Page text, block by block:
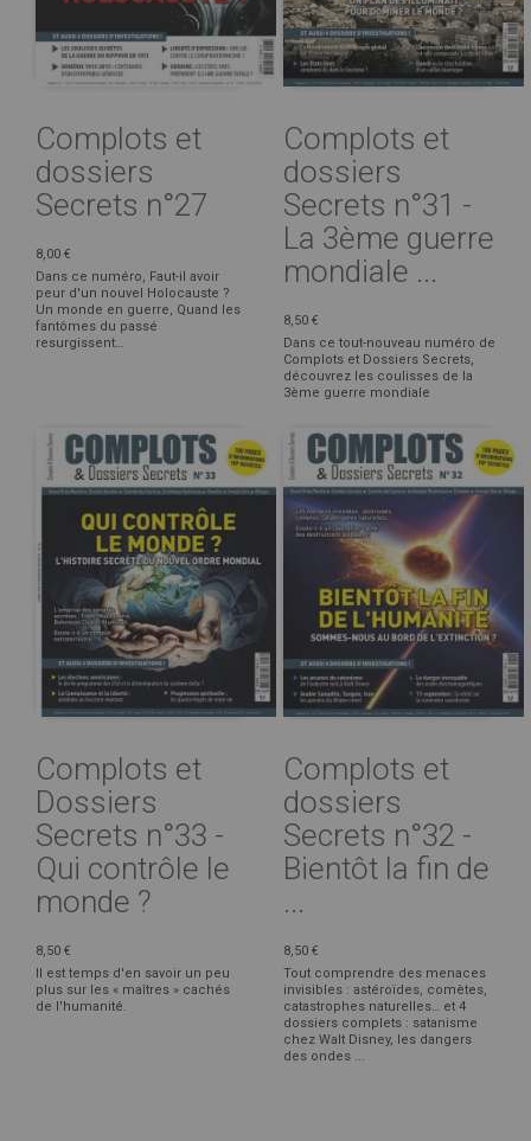
Complots et
dossiers
Secrets n°27
8,00 €
Dans ce numéro, Faut-il avoir
peur d'un nouvel Holocauste ?
Un monde en guerre, Quand les
fantômes du passé
resurgissent…
Complots et
dossiers
Secrets n°31 -
La 3ème guerre
mondiale ...
8,50 €
Dans ce tout-nouveau numéro de
Complots et Dossiers Secrets,
découvrez les coulisses de la
3ème guerre mondiale
Complots et
Dossiers
Secrets n°33 -
Qui contrôle le
monde ?
8,50 €
Il est temps d'en savoir un peu
plus sur les « maîtres » cachés
de l'humanité.
Complots et
dossiers
Secrets n°32 -
Bientôt la fin de
...
8,50 €
Tout comprendre des menaces
invisibles : astéroïdes, comètes,
catastrophes naturelles… et 4
dossiers complets : satanisme
chez Walt Disney, les dangers
des ondes ...